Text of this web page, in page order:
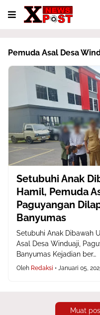
Pemuda Asal Desa
Setubuhi Anak
Hamil, Pemuda
Paguyangan
Banyumas
Setubuhi Anak Dibawah
Asal Desa Winduaji,
Banyumas Kejadian ber…
Oleh Redaksi • Januari 05,
Muat